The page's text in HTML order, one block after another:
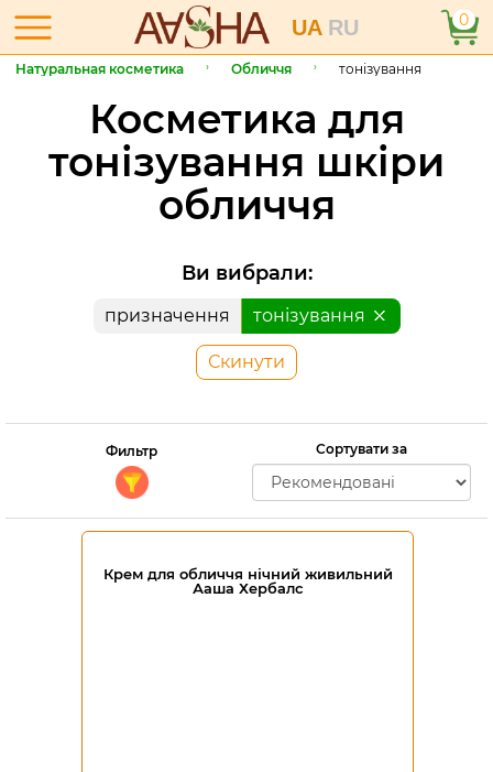
UA RU 0
Натуральная косметика Обличчя тонізування
Косметика для
тонізування шкіри
обличчя
Ви вибрали:
призначення тонізування
Скинути
Фильтр Сортувати за
Крем для обличчя нічний живильний
Ааша Хербалс